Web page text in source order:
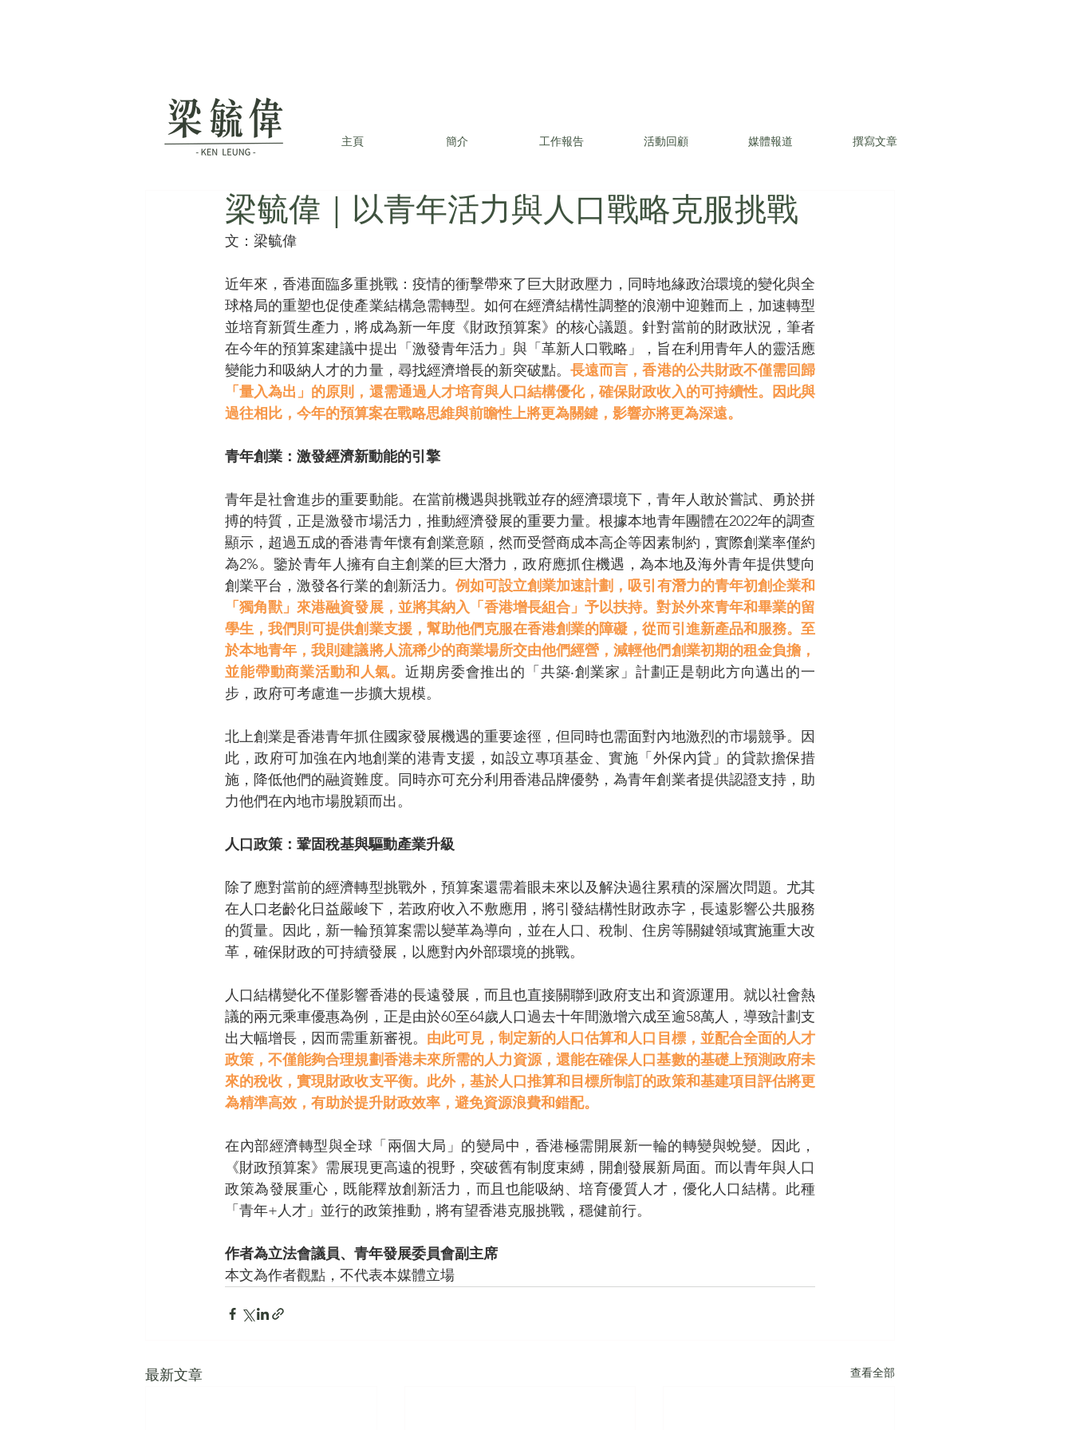
主頁 簡介 工作報告 活動回顧 媒體報道 撰寫文章
梁毓偉｜以青年活力與人口戰略克服挑戰
文：梁毓偉
近年來，香港面臨多重挑戰：疫情的衝擊帶來了巨大財政壓力，同時地緣政治環境的變化與全
球格局的重塑也促使產業結構急需轉型。如何在經濟結構性調整的浪潮中迎難而上，加速轉型
並培育新質生產力，將成為新一年度《財政預算案》的核心議題。針對當前的財政狀況，筆者
在今年的預算案建議中提出「激發青年活力」與「革新人口戰略」，旨在利用青年人的靈活應
變能力和吸納人才的力量，尋找經濟增長的新突破點。長遠而言，香港的公共財政不僅需回歸
「量入為出」的原則，還需通過人才培育與人口結構優化，確保財政收入的可持續性。因此與
過往相比，今年的預算案在戰略思維與前瞻性上將更為關鍵，影響亦將更為深遠。
青年創業：激發經濟新動能的引擎
青年是社會進步的重要動能。在當前機遇與挑戰並存的經濟環境下，青年人敢於嘗試、勇於拼
搏的特質，正是激發市場活力，推動經濟發展的重要力量。根據本地青年團體在2022年的調查
顯示，超過五成的香港青年懷有創業意願，然而受營商成本高企等因素制約，實際創業率僅約
為2%。鑒於青年人擁有自主創業的巨大潛力，政府應抓住機遇，為本地及海外青年提供雙向
創業平台，激發各行業的創新活力。 例如可設立創業加速計劃，吸引有潛力的青年初創企業和
「獨角獸」來港融資發展，並將其納入「香港增長組合」予以扶持。對於外來青年和畢業的留
學生，我們則可提供創業支援，幫助他們克服在香港創業的障礙，從而引進新產品和服務。至
於本地青年，我則建議將人流稀少的商業場所交由他們經營，減輕他們創業初期的租金負擔，
並能帶動商業活動和人氣。近期房委會推出的「共築‧創業家」計劃正是朝此方向邁出的一
步，政府可考慮進一步擴大規模。
北上創業是香港青年抓住國家發展機遇的重要途徑，但同時也需面對內地激烈的市場競爭。因
此，政府可加強在內地創業的港青支援，如設立專項基金、實施「外保內貸」的貸款擔保措
施，降低他們的融資難度。同時亦可充分利用香港品牌優勢，為青年創業者提供認證支持，助
力他們在內地市場脫穎而出。
人口政策：鞏固稅基與驅動產業升級
除了應對當前的經濟轉型挑戰外，預算案還需着眼未來以及解決過往累積的深層次問題。尤其
在人口老齡化日益嚴峻下，若政府收入不敷應用，將引發結構性財政赤字，長遠影響公共服務
的質量。因此，新一輪預算案需以變革為導向，並在人口、稅制、住房等關鍵領域實施重大改
革，確保財政的可持續發展，以應對內外部環境的挑戰。
人口結構變化不僅影響香港的長遠發展，而且也直接關聯到政府支出和資源運用。就以社會熱
議的兩元乘車優惠為例，正是由於60至64歲人口過去十年間激增六成至逾58萬人，導致計劃支
出大幅增長，因而需重新審視。 由此可見，制定新的人口估算和人口目標，並配合全面的人才
政策，不僅能夠合理規劃香港未來所需的人力資源，還能在確保人口基數的基礎上預測政府未
來的稅收，實現財政收支平衡。此外，基於人口推算和目標所制訂的政策和基建項目評估將更
為精準高效，有助於提升財政效率，避免資源浪費和錯配。
在內部經濟轉型與全球「兩個大局」的變局中，香港極需開展新一輪的轉變與蛻變。因此，
《財政預算案》需展現更高遠的視野，突破舊有制度束縛，開創發展新局面。而以青年與人口
政策為發展重心，既能釋放創新活力，而且也能吸納、培育優質人才，優化人口結構。此種
「青年+人才」並行的政策推動，將有望香港克服挑戰，穩健前行。
作者為立法會議員、青年發展委員會副主席
本文為作者觀點，不代表本媒體立場
最新文章 查看全部